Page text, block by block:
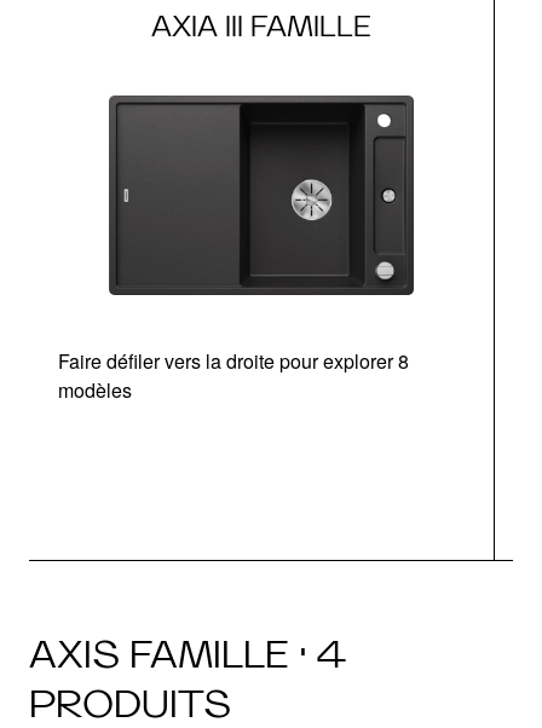
AXIA III FAMILLE
Faire défiler vers la droite pour explorer 8
modèles
AXIS FAMILLE · 4
PRODUITS